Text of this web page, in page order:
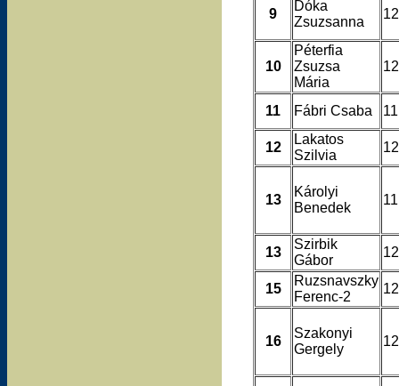
9
Dóka
Zsuzsanna
12
10
Péterfia
Zsuzsa
Mária
12
11 Fábri Csaba 11
12
Lakatos
Szilvia
12
13
Károlyi
Benedek
11
13
Szirbik
Gábor
12
15
Ruzsnavszky
Ferenc-2
12
16
Szakonyi
Gergely
12